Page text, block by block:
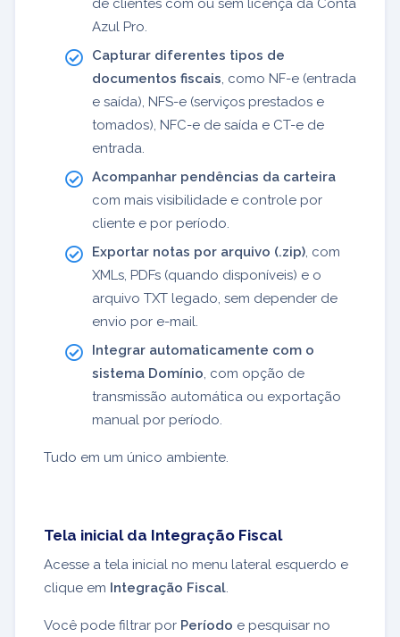
de clientes com ou sem licença da Conta
Azul Pro.
Capturar diferentes tipos de
documentos fiscais, como NF-e (entrada
e saída), NFS-e (serviços prestados e
tomados), NFC-e de saída e CT-e de
entrada.
Acompanhar pendências da carteira
com mais visibilidade e controle por
cliente e por período.
Exportar notas por arquivo (.zip), com
XMLs, PDFs (quando disponíveis) e o
arquivo TXT legado, sem depender de
envio por e-mail.
Integrar automaticamente com o
sistema Domínio, com opção de
transmissão automática ou exportação
manual por período.
Tudo em um único ambiente.
Tela inicial da Integração Fiscal
Acesse a tela inicial no menu lateral esquerdo e
clique em Integração Fiscal.
Você pode filtrar por Período e pesquisar no